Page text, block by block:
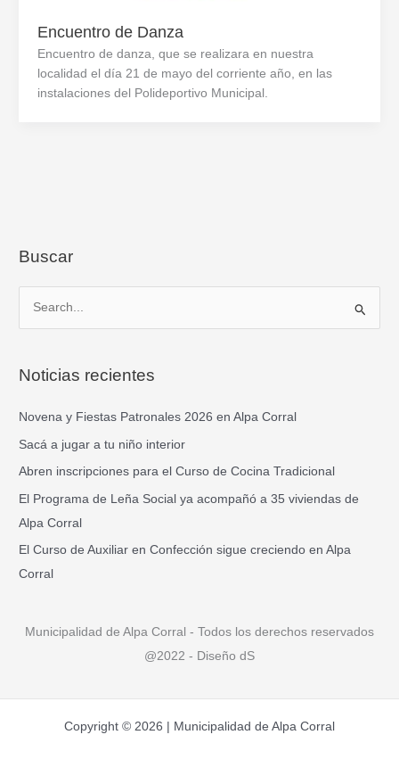
Encuentro de Danza
Encuentro de danza, que se realizara en nuestra
localidad el día 21 de mayo del corriente año, en las
instalaciones del Polideportivo Municipal.
Buscar
c
r
:
Noticias recientes
Novena y Fiestas Patronales 2026 en Alpa Corral
Sacá a jugar a tu niño interior
Abren inscripciones para el Curso de Cocina Tradicional
El Programa de Leña Social ya acompañó a 35 viviendas de
Alpa Corral
El Curso de Auxiliar en Confección sigue creciendo en Alpa
Corral
Municipalidad de Alpa Corral - Todos los derechos reservados
@2022 - Diseño dS
Copyright © 2026 | Municipalidad de Alpa Corral